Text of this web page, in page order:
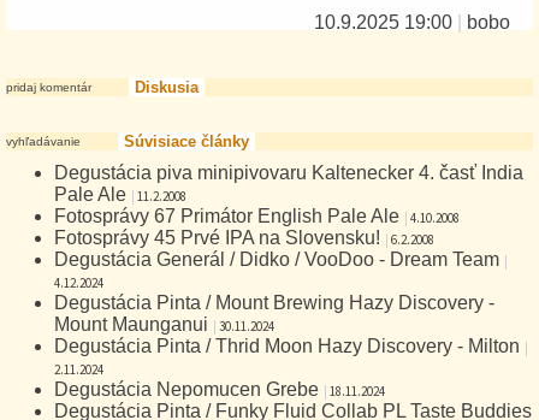
10.9.2025 19:00
bobo
pridaj komentár Diskusia
vyhľadávanie Súvisiace články
Degustácia piva minipivovaru Kaltenecker 4. časť India
Pale Ale
11.2.2008
Fotosprávy 67 Primátor English Pale Ale 4.10.2008
Fotosprávy 45 Prvé IPA na Slovensku! 6.2.2008
Degustácia Generál / Didko / VooDoo - Dream Team
4.12.2024
Degustácia Pinta / Mount Brewing Hazy Discovery -
Mount Maunganui
30.11.2024
Degustácia Pinta / Thrid Moon Hazy Discovery - Milton
2.11.2024
Degustácia Nepomucen Grebe 18.11.2024
Degustácia Pinta / Funky Fluid Collab PL Taste Buddies